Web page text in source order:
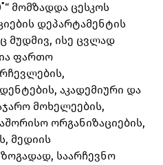
მომზადდა ცესკოს
დეპარტამენტის
მუდმივ, ისე ცვლად
ფართო
აკადემიური და
მოხელეების,
ორგანიზაციების,
მედიის
საარჩევნო